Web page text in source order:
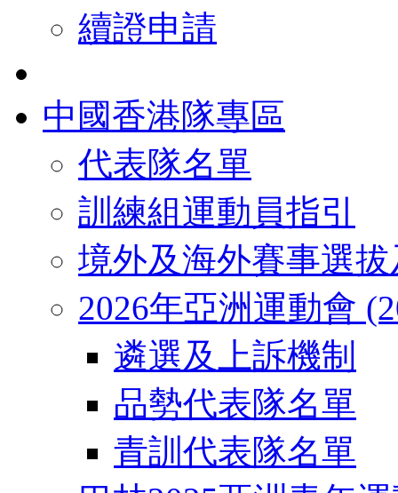
續證申請
中國香港隊專區
代表隊名單
訓練組運動員指引
境外及海外賽事選
2026年亞洲運動會
遴選及上訴機制
品勢代表隊名單
青訓代表隊名單